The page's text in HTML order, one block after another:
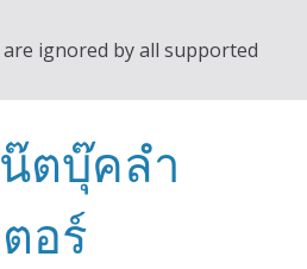
are ignored by all supported
ตบุ๊คลำ
อร์